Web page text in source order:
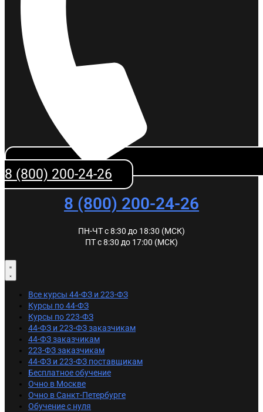
8 (800) 200-24-26
8 (800) 200-24-26
ПН-ЧТ с 8:30 до 18:30 (МСК)
ПТ с 8:30 до 17:00 (МСК)
Все курсы 44-ФЗ и 223-ФЗ
Курсы по 44-ФЗ
Курсы по 223-ФЗ
44-ФЗ и 223-ФЗ заказчикам
44-ФЗ заказчикам
223-ФЗ заказчикам
44-ФЗ и 223-ФЗ поставщикам
Бесплатное обучение
Очно в Москве
Очно в Санкт-Петербурге
Обучение с нуля